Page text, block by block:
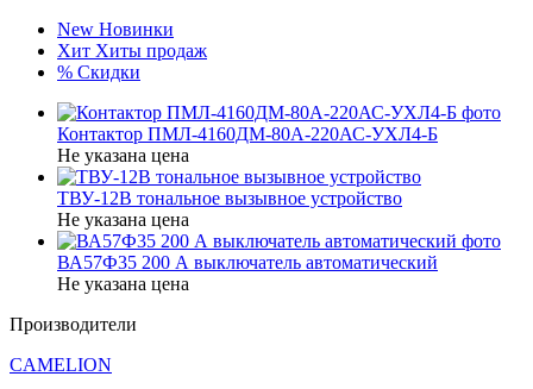
New Новинки
Хит Хиты продаж
% Скидки
Контактор ПМЛ-4160ДМ-80А-220АС-УХЛ4-Б
Не указана цена
ТВУ-12В тональное вызывное устройство
Не указана цена
ВА57Ф35 200 А выключатель автоматический
Не указана цена
Производители
CAMELION